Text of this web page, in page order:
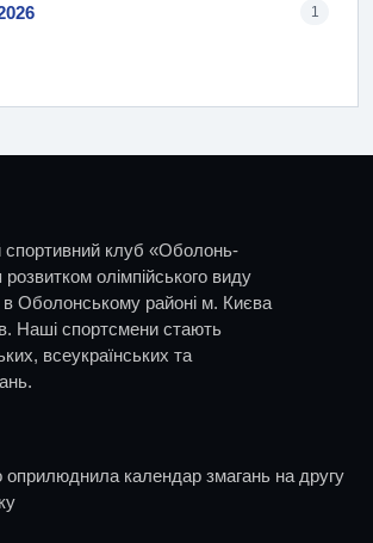
1
спортивний клуб «Оболонь-
олімпійського виду
в Оболонському районі м. Києва
Наші спортсмени стають
всеукраїнських та
оприлюднила календар змагань на другу